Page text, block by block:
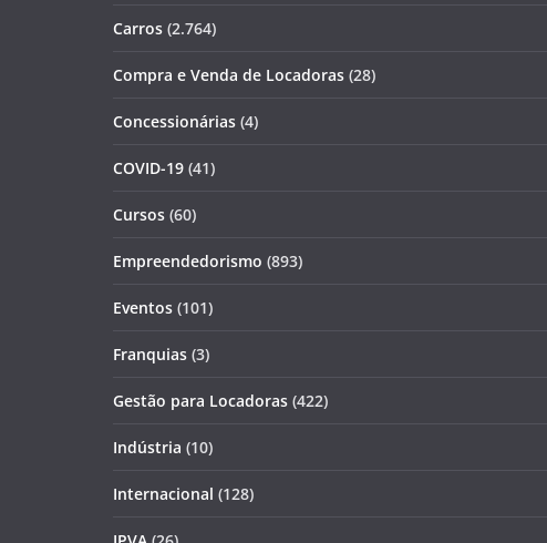
Carros (2.764)
Compra e Venda de Locadoras (28)
Concessionárias (4)
COVID-19 (41)
Cursos (60)
Empreendedorismo (893)
Eventos (101)
Franquias (3)
Gestão para Locadoras (422)
Indústria (10)
Internacional (128)